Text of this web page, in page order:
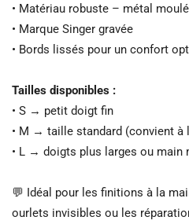
• Matériau robuste – métal moulé
• Marque Singer gravée
• Bords lissés pour un confort
Tailles disponibles :
• S → petit doigt fin
• M → taille standard (convient à
• L → doigts plus larges ou main
💬 Idéal pour les finitions à la
ourlets invisibles ou les